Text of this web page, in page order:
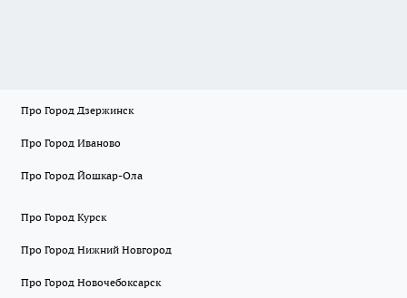
Про Город Дзержинск
Про Город Иваново
Про Город Йошкар-Ола
Про Город Курск
Про Город Нижний Новгород
Про Город Новочебоксарск